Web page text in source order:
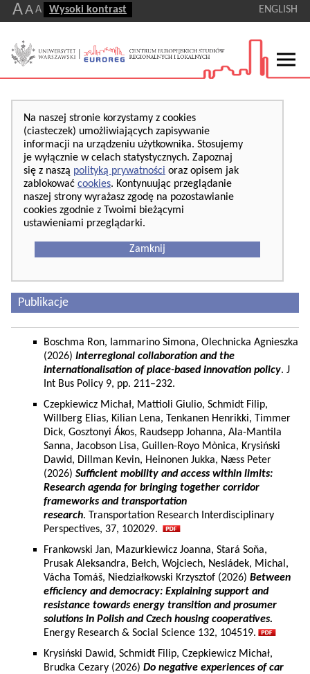
AA A Wysoki kontrast ENGLISH
Na naszej stronie korzystamy z cookies
(ciasteczek) umożliwiających zapisywanie
informacji na urządzeniu użytkownika. Stosujemy
je wyłącznie w celach statystycznych. Zapoznaj
się z naszą polityką prywatności oraz opisem jak
zablokować cookies. Kontynuując przeglądanie
naszej strony wyrażasz zgodę na pozostawianie
cookies zgodnie z Twoimi bieżącymi
ustawieniami przeglądarki.
Zamknij
Publikacje
Boschma Ron, Iammarino Simona, Olechnicka Agnieszka
(2026) Interregional collaboration and the
internationalisation of place-based innovation policy. J
Int Bus Policy 9, pp. 211–232.
Czepkiewicz Michał, Mattioli Giulio, Schmidt Filip,
Willberg Elias, Kilian Lena, Tenkanen Henrikki, Timmer
Dick, Gosztonyi Ákos, Raudsepp Johanna, Ala-Mantila
Sanna, Jacobson Lisa, Guillen-Royo Mònica, Krysiński
Dawid, Dillman Kevin, Heinonen Jukka, Næss Peter
(2026) Sufficient mobility and access within limits:
Research agenda for bringing together corridor
frameworks and transportation
research. Transportation Research Interdisciplinary
Perspectives, 37, 102029.
Frankowski Jan, Mazurkiewicz Joanna, Stará Soňa,
Prusak Aleksandra, Bełch, Wojciech, Nesládek, Michal,
Vácha Tomáš, Niedziałkowski Krzysztof (2026) Between
efficiency and democracy: Explaining support and
resistance towards energy transition and prosumer
solutions in Polish and Czech housing cooperatives.
Energy Research & Social Science 132, 104519.
Krysiński Dawid, Schmidt Filip, Czepkiewicz Michał,
Brudka Cezary (2026) Do negative experiences of car